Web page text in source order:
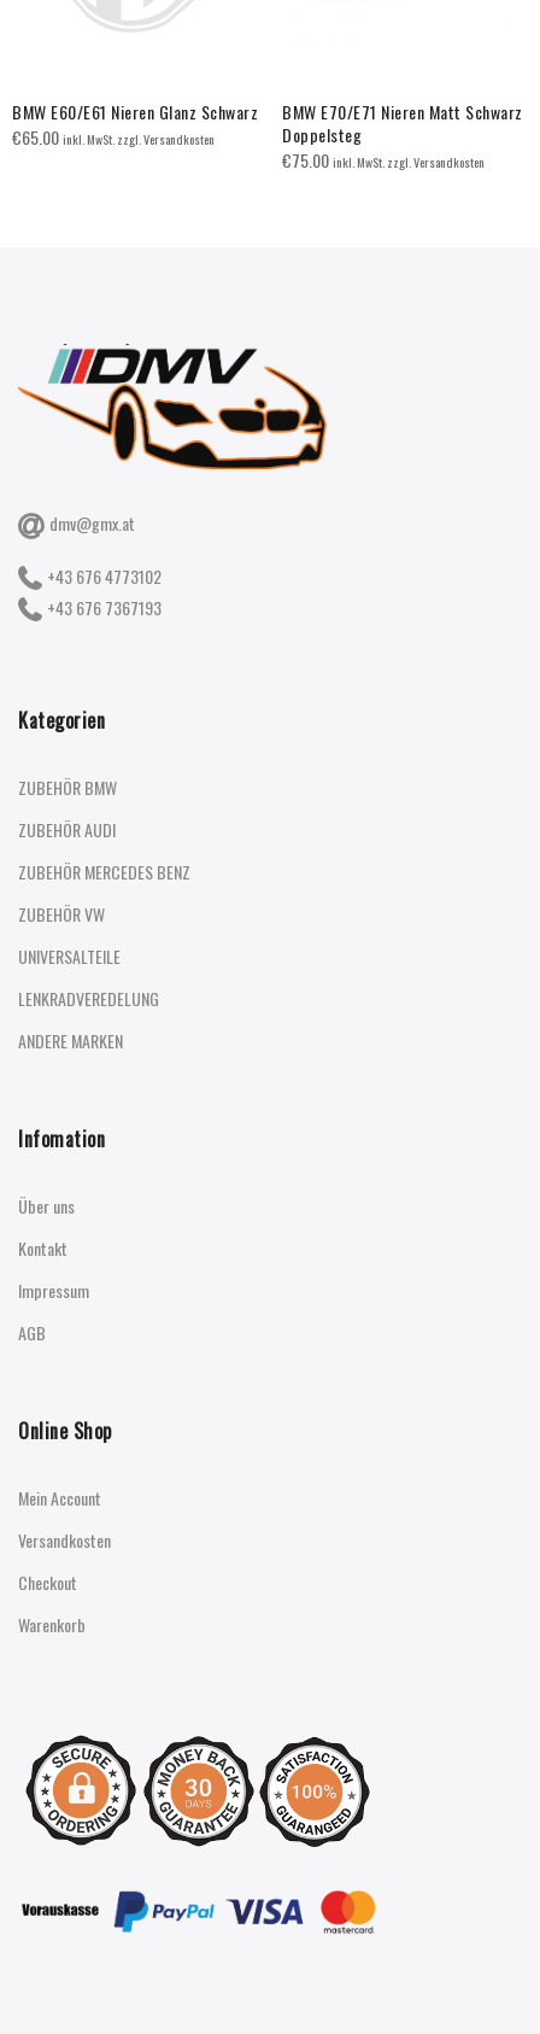
BMW E60/E61 Nieren Glanz Schwarz
€65.00inkl. MwSt. zzgl. Versandkosten
BMW E70/E71 Nieren Matt Schwarz
Doppelsteg
€75.00inkl. MwSt. zzgl. Versandkosten
dmv@gmx.at
+43 676 4773102
+43 676 7367193
Kategorien
ZUBEHÖR BMW
ZUBEHÖR AUDI
ZUBEHÖR MERCEDES BENZ
ZUBEHÖR VW
UNIVERSALTEILE
LENKRADVEREDELUNG
ANDERE MARKEN
Infomation
Über uns
Kontakt
Impressum
AGB
Online Shop
Mein Account
Versandkosten
Checkout
Warenkorb